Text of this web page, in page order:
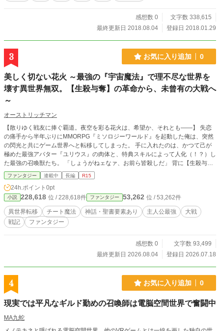
感想数 0
文字数 338,615
最終更新日 2018.08.04
登録日 2018.01.29
3 お気に入り追加 0
美しく切ない花火 ～最強の『宇宙魔法』で理不尽な世界を
壊す異世界無双。【生殺与奪】の革命から、未曾有の大戦へ
～
オーストリッチマン
【散りゆく戦友に捧ぐ覇道。夜空を彩る花火は、希望か、それとも――】 失恋
の痛手から半年ぶりにMMORPG『ミソロジーワールド』を起動した俺は、突然
の閃光と共にゲーム世界へと転移してしまった。 手に入れたのは、かつて己が
極めた最強アバター『ユリウス』の肉体と、特典スキルによって人化（！？）し
た最強の召喚獣たち。 「しょうがねェなァ、お前ら皆殺しだ」 背に【生殺与
奪】を刻む冷酷な絶対覇者として、この狂った世界を気ままに蹂躙（エンジョ
イ）するはずだった――。 （ヤバい、威力がデカすぎて森ごと消し飛ばすとこ
ろだった……） 「……なるほど。あえて手加減し、我々に後始末の機会を与え
てくださったのですね！ さすがはユリウス様！」 内心の焦りとは裏腹に、俺の
適当な言動を臣下の猛者たちが勝手に『底知れぬ深謀遠慮』だと深読みし、崇拝
は加速していく！？ やがて、王私領トゥラン最強の冒険者ククルカンや元将軍
レヴィとの出会いをきっかけに、世界は激動を始める。 ゼウス率いるオリュン
有の『世界大戦』の幕が上がる！ 【ギリシャ・インド・北欧など、世界の神
話・伝説をモチーフにした、美しくも残酷な大戦記ファンタジー】 ※本作は
ファンタジー 連載中 長編 R15
24h.ポイント 0pt
小説 228,618 位 / 228,618件 ファンタジー 53,262 位 / 53,262件
異世界転移 チート魔法 神話・聖書要素あり 主人公最強
大戦
戦記
ファンタジー
感想数 0
文字数 93,499
最終更新日 2026.08.04
登録日 2026.07.18
4 お気に入り追加 0
現実では平凡なギルド勤めの召喚師は電脳空間世界で奮闘中
MA九蛇